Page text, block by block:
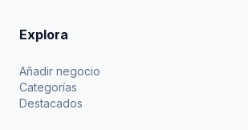
Explora
Añadir negocio
Categorías
Destacados